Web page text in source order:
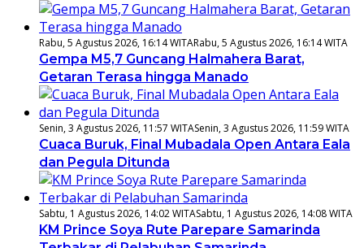
Rabu, 5 Agustus 2026, 16:14 WITARabu, 5 Agustus 2026, 16:14 WITA
Gempa M5,7 Guncang Halmahera Barat,
Getaran Terasa hingga Manado
Senin, 3 Agustus 2026, 11:57 WITASenin, 3 Agustus 2026, 11:59 WITA
Cuaca Buruk, Final Mubadala Open Antara Eala
dan Pegula Ditunda
Sabtu, 1 Agustus 2026, 14:02 WITASabtu, 1 Agustus 2026, 14:08 WITA
KM Prince Soya Rute Parepare Samarinda